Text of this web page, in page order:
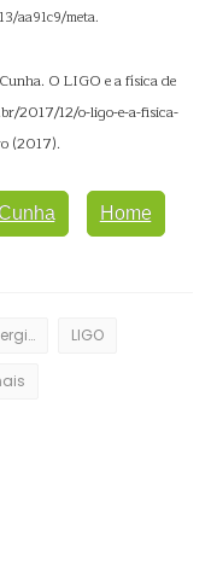
aa91c9/meta.
O LIGO e a física de
2017/12/o-ligo-e-a-fisica-
(2017).
Home
Física de altas energias LIGO